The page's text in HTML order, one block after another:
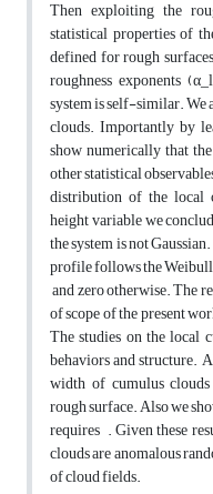
Then exploiting the
statistical properties of
defined for rough
roughness exponents
system is self-similar. We
clouds. Importantly by
show numerically that
other statistical
distribution of the local
height variable we
the system is not
profile follows the
and zero otherwise. The
of scope of the present
The studies on the local
behaviors and structure.
width of cumulus
rough surface. Also we
requires . Given these
clouds are anomalous
of cloud fields.